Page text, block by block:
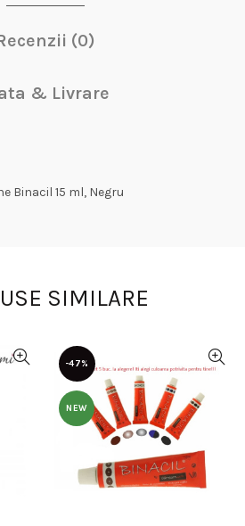
(0)
& Livrare
Binacil 15 ml, Negru
SIMILARE
-47%
NEW